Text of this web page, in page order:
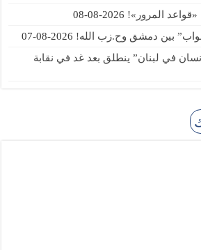
المرور»! 2026-08-08
بين دمشق وح.زب الله! 2026-08-07
في لبنان” ينطلق بعد غد في نقابة